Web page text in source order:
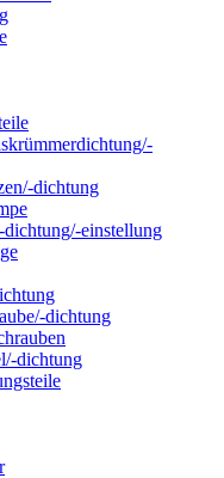
dichtung
einstellung
dichtung
dichtung